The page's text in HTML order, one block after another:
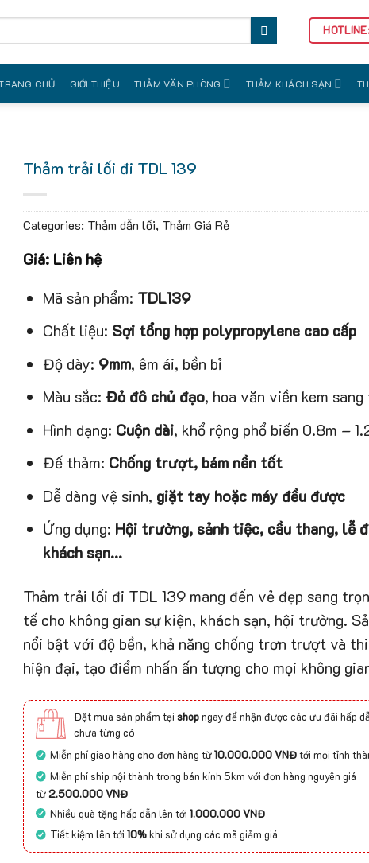
CHỦ GIỚI THIỆU THẢM VĂN PHÒNG THẢM KHÁCH SẠN
Thảm trải lối đi TDL 139
Categories: Thảm dẫn lối, Thảm Giá Rẻ
Giá: Liên hệ
Mã sản phẩm: TDL139
Chất liệu: Sợi tổng hợp polypropylene cao cấp
Độ dày: 9mm, êm ái, bền bỉ
Màu sắc: Đỏ đô chủ đạo, hoa văn viền kem sang
Hình dạng: Cuộn dài, khổ rộng phổ biến 0.8m –
Đế thảm: Chống trượt, bám nền tốt
Dễ dàng vệ sinh, giặt tay hoặc máy đều được
Ứng dụng: Hội trường, sảnh tiệc, cầu thang, lễ
khách sạn…
Thảm trải lối đi TDL 139 mang đến vẻ đẹp sang
tế cho không gian sự kiện, khách sạn, hội trường.
nổi bật với độ bền, khả năng chống trơn trượt và
hiện đại, tạo điểm nhấn ấn tượng cho mọi không
Đặt mua sản phẩm tại shopngay để nhận được các ưu đãi hấp
chưa từng có
Miễn phí giao hàng cho đơn hàng từ10.000.000 VNĐtới mọi tỉnh
Miễn phí ship nội thành trong bán kính 5km với đơn hàng nguyên giá
từ2.500.000 VNĐ
Nhiều quà tặng hấp dẫn lên tới 1.000.000 VNĐ
Tiết kiệm lên tới 10%khi sử dụng các mã giảm giá